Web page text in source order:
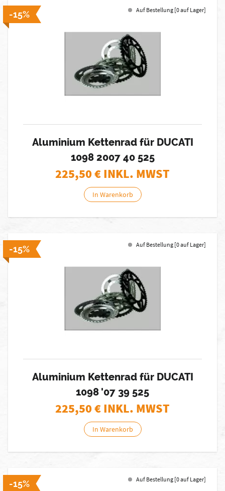
-15% Auf Bestellung [0 auf Lager]
Aluminium Kettenrad für DUCATI
1098 2007 40 525
225,50€ INKL. MWST
In Warenkorb
-15% Auf Bestellung [0 auf Lager]
Aluminium Kettenrad für DUCATI
1098 '07 39 525
225,50€ INKL. MWST
In Warenkorb
-15% Auf Bestellung [0 auf Lager]